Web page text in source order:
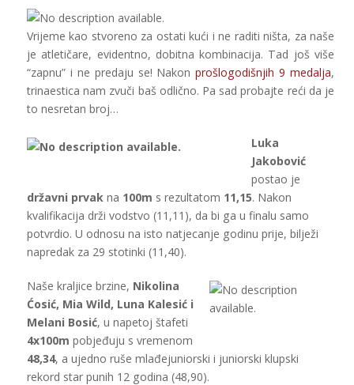
Vrijeme kao stvoreno za ostati kući i ne raditi ništa, za naše
je atletičare, evidentno, dobitna kombinacija. Tad još više
“zapnu” i ne predaju se! Nakonprošlogodišnjih 9 medalja,
trinaestica nam zvuči baš odlično. Pa sad probajte reći da je
to nesretan broj…
Luka
Jakobović
postao je
državni prvak na 100m s rezultatom 11,15. Nakon
kvalifikacija drži vodstvo (11,11), da bi ga u finalu samo
potvrdio. U odnosu na isto natjecanje godinu prije, bilježi
napredak za 29 stotinki (11,40).
Naše kraljice brzine, Nikolina
Ćosić, Mia Wild, Luna Kalesić i
Melani Bosić, u napetoj štafeti
4x100m pobjeđuju s vremenom
48,34, a ujedno ruše mlađejuniorski i juniorski klupski
rekord star punih 12 godina (48,90).